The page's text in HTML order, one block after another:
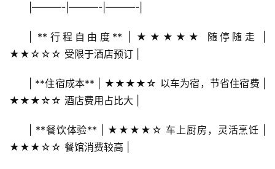
|———-|———-|———-|
| **行程自由度** | ★★★★★ 随停随走 |
★★☆☆☆ 受限于酒店预订 |
| **住宿成本** | ★★★★☆ 以车为宿，节省住宿费 |
★★★☆☆ 酒店费用占比大 |
| **餐饮体验** | ★★★★☆ 车上厨房，灵活烹饪 |
★★★☆☆ 餐馆消费较高 |